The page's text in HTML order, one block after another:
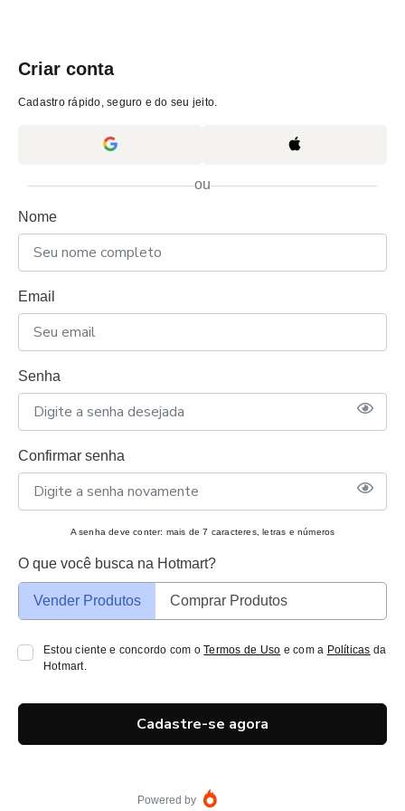
Criar conta
Cadastro rápido, seguro e do seu jeito.
ou
Nome
Email
Senha
Confirmar senha
A senha deve conter: mais de 7 caracteres, letras e números
O que você busca na Hotmart?
Vender Produtos Comprar Produtos
Estou ciente e concordo com oTermos de Uso e com a Políticas da
Hotmart.
Cadastre-se agora
Powered by